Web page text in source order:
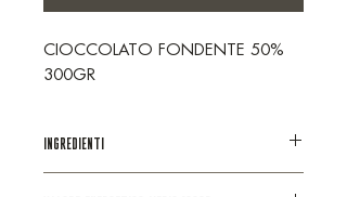
CIOCCOLATO FONDENTE 50%
300GR
INGREDIENTI